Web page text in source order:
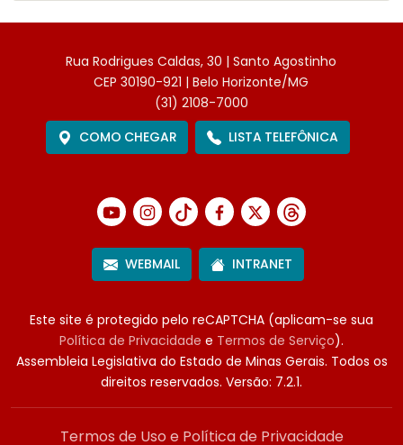
Rua Rodrigues Caldas, 30 | Santo Agostinho
CEP 30190-921 | Belo Horizonte/MG
(31) 2108-7000
COMO CHEGAR
LISTA TELEFÔNICA
WEBMAIL INTRANET
Este site é protegido pelo reCAPTCHA (aplicam-se sua
Política de Privacidade e Termos de Serviço).
Assembleia Legislativa do Estado de Minas Gerais. Todos os
direitos reservados. Versão: 7.2.1.
Termos de Uso e Política de Privacidade